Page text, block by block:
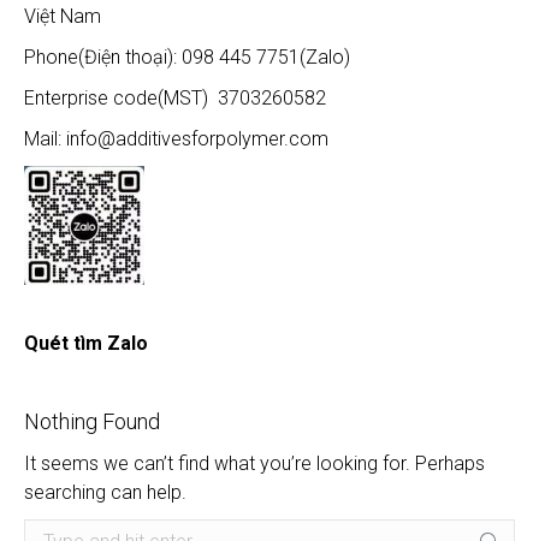
Việt Nam
Phone(Điện thoại): 098 445 7751(Zalo)
Enterprise code(MST) 3703260582
Mail: info@additivesforpolymer.com
Quét tìm Zalo
Nothing Found
It seems we can’t find what you’re looking for. Perhaps
searching can help.
Search: